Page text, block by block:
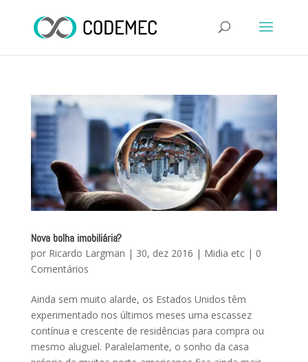
Nova bolha imobiliária?
por Ricardo Largman | 30, dez 2016 | Midia etc| 0
Comentários
Ainda sem muito alarde, os Estados Unidos têm
experimentado nos últimos meses uma escassez
contínua e crescente de residências para compra ou
mesmo aluguel. Paralelamente, o sonho da casa